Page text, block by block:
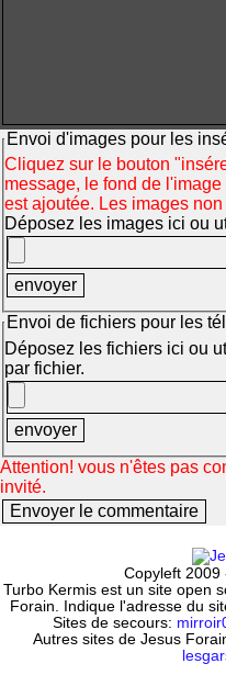
Envoi d'images pour les
Cliquez sur le bouton
message, le fond de
est ajoutée. Les images
Déposez les images ici ou
Envoi de fichiers pour les
Déposez les fichiers ici ou
par fichier.
Attention! vous n'êtes pas
invité.
Copyleft 2009
Turbo Kermis est un site open
Forain. Indique l'adresse du
Sites de secours:
Autres sites de Jesus